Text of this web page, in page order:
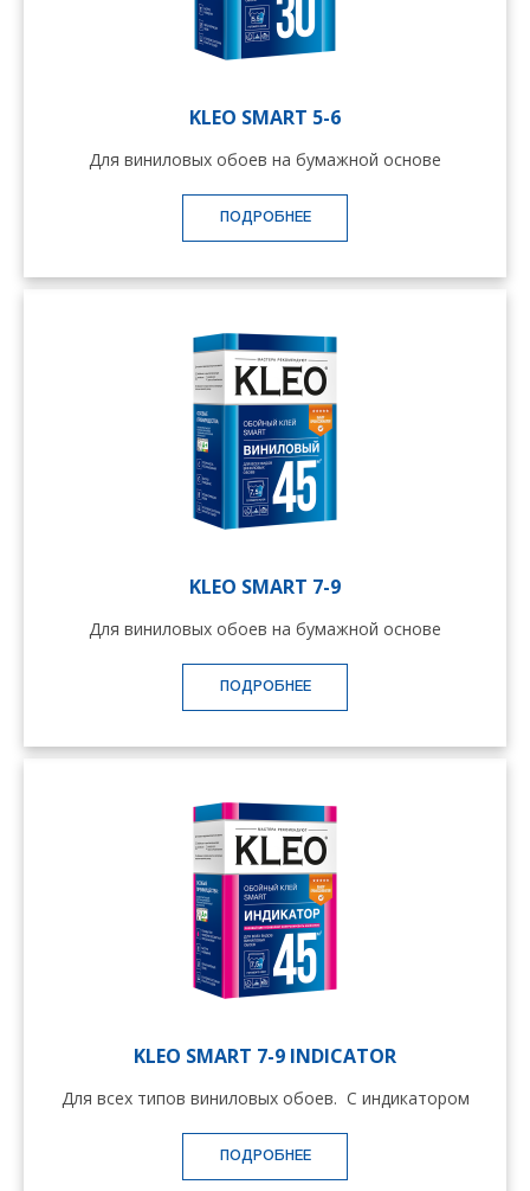
KLEO SMART 5-6
Для виниловых обоев на бумажной основе
ПОДРОБНЕЕ
KLEO SMART 7-9
Для виниловых обоев на бумажной основе
ПОДРОБНЕЕ
KLEO SMART 7-9 INDICATOR
Для всех типов виниловых обоев. С индикатором
ПОДРОБНЕЕ